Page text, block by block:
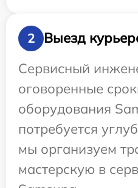
2
Выезд
Сервисный
оговоренные
оборудования
потребуется
мы организуем
мастерскую в